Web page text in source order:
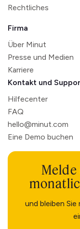
Rechtliches
Firma
Über Minut
Presse und Medien
Karriere
Kontakt und
Hilfecenter
FAQ
hello@minut.com
Eine Demo buchen
und bleiben